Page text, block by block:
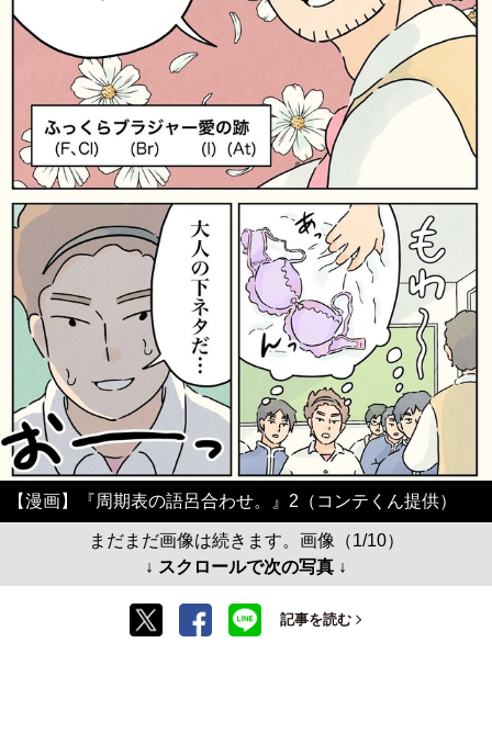
【漫画】『周期表の語呂合わせ。』2（コンテくん提供）
まだまだ画像は続きます。画像（1/10）
↓ スクロールで次の写真 ↓
記事を読む